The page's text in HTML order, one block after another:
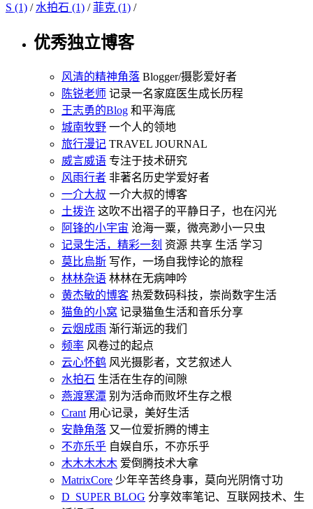
S (1) / 水拍石 (1) /菲克 (1) /
优秀独立博客
风清的精神角落 Blogger/摄影爱好者
陈锐老师 记录一名家庭医生成长历程
王志勇的Blog 和平海底
城南牧野 一个人的领地
旅行漫记 TRAVEL JOURNAL
威言威语 专注于技术研究
风雨行者 非著名历史学爱好者
一介大叔 一介大叔的博客
土拨许 这吹不出褶子的平静日子，也在闪光
阿锋的小宇宙 沧海一粟，微亮渺小一只虫
记录生活，精彩一刻 资源 共享 生活 学习
莫比烏斯 写作，一场自我悖论的旅程
林林杂语 林林在无病呻吟
黄杰敏的博客 热爱数码科技，崇尚数字生活
猫鱼的小窝 记录猫鱼生活和音乐分享
云烟成雨 渐行渐远的我们
频率 风卷过的起点
云心怀鹤 风光摄影者，文艺叙述人
水拍石 生活在生存的间隙
燕渡寒潭 别为活命而败坏生存之根
Crant 用心记录，美好生活
安静角落 又一位爱折腾的博主
不亦乐乎 自娱自乐，不亦乐乎
木木木木木 爱倒腾技术大拿
MatrixCore 少年辛苦终身事，莫向光阴惰寸功
D_SUPER BLOG 分享效率笔记、互联网技术、生